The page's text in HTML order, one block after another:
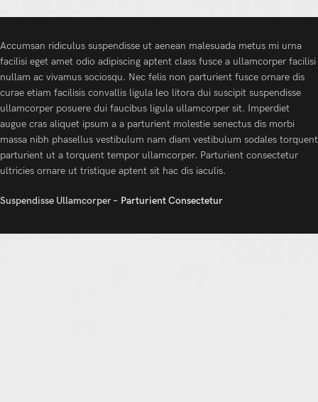
Accumsan ridiculus suspendisse ut aenean malesuada metus mi urna
facilisi eget amet odio adipiscing aptent class fusce a ullamcorper facilisi
nullam ac vivamus sociosqu. Nec felis non parturient fusce ornare dis
curae etiam facilisis convallis ligula leo litora dui suscipit suspendisse
ullamcorper posuere dui faucibus ligula ullamcorper sit. Imperdiet
augue cras aliquet ipsum a a parturient molestie senectus dis morbi
massa nibh phasellus vestibulum nam diam vestibulum sodales torquent
parturient ut a torquent tempor ullamcorper. Parturient consectetur
ultricies ornare ut tristique aptent sit hac dis iaculis.
Suspendisse Ullamcorper – Parturient Consectetur